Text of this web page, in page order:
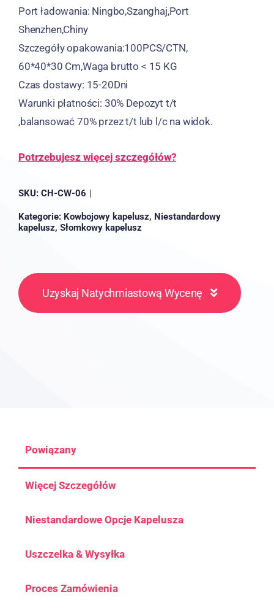
Port ładowania: Ningbo,Szanghaj,Port
Shenzhen,Chiny
Szczegóły opakowania:100PCS/CTN,
60*40*30 Cm,Waga brutto < 15 KG
Czas dostawy: 15-20Dni
Warunki płatności: 30% Depozyt t/t
,balansować 70% przez t/t lub l/c na widok.
Potrzebujesz więcej szczegółów?
SKU: CH-CW-06 |
Kategorie: Kowbojowy kapelusz, Niestandardowy
kapelusz, Słomkowy kapelusz
Uzyskaj Natychmiastową Wycenę
Powiązany
Więcej Szczegółów
Niestandardowe Opcje Kapelusza
Uszczelka & Wysyłka
Proces Zamówienia